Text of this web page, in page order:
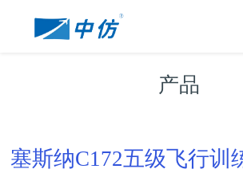
产品
塞斯纳C172五级飞行训